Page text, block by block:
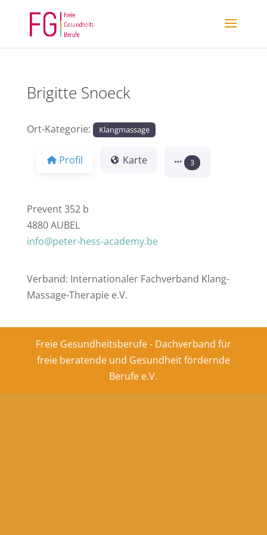
Brigitte Snoeck
Ort-Kategorie: Klangmassage
Profil Karte 3
Prevent 352 b
4880 AUBEL
info@peter-hess-academy.be
Verband: Internationaler Fachverband Klang-
Massage-Therapie e.V.
Freie Gesundheitsberufe - Dachverband für
freie beratende und Gesundheit fördernde
Berufe e.V.